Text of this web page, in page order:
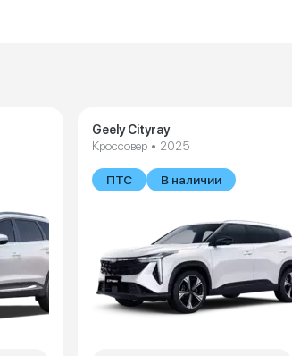
Geely Cityray
Кроссовер • 2025
ПТС В наличии